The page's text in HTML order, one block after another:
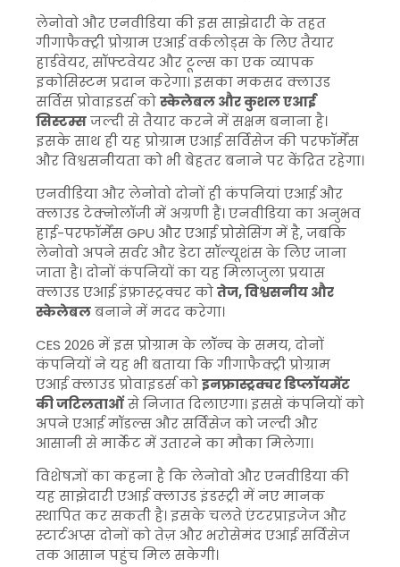
लेनोवो और एनवीडिया की इस साझेदारी के तहत
गीगाफैक्ट्री प्रोग्राम एआई वर्कलोड्स के लिए तैयार
हार्डवेयर, सॉफ्टवेयर और टूल्स का एक व्यापक
इकोसिस्टम प्रदान करेगा। इसका मकसद क्लाउड
सर्विस प्रोवाइडर्स कोस्केलेबल और कुशल एआई
सिस्टम्सजल्दी से तैयार करने में सक्षम बनाना है।
इसके साथ ही यह प्रोग्राम एआई सर्विसेज की परफॉर्मेंस
और विश्वसनीयता को भी बेहतर बनाने पर केंद्रित रहेगा।
एनवीडिया और लेनोवो दोनों ही कंपनियां एआई और
क्लाउड टेक्नोलॉजी में अग्रणी हैं। एनवीडिया का अनुभव
हाई-परफॉर्मेंस GPU और एआई प्रोसेसिंग में है, जबकि
लेनोवो अपने सर्वर और डेटा सॉल्यूशंस के लिए जाना
जाता है। दोनों कंपनियों का यह मिलाजुला प्रयास
क्लाउड एआई इंफ्रास्ट्रक्चर कोतेज, विश्वसनीय और
स्केलेबलबनाने में मदद करेगा।
CES 2026 में इस प्रोग्राम के लॉन्च के समय, दोनों
कंपनियों ने यह भी बताया कि गीगाफैक्ट्री प्रोग्राम
एआई क्लाउड प्रोवाइडर्स कोइनफ्रास्ट्रक्चर डिप्लॉयमेंट
की जटिलताओंसे निजात दिलाएगा। इससे कंपनियों को
अपने एआई मॉडल्स और सर्विसेज को जल्दी और
आसानी से मार्केट में उतारने का मौका मिलेगा।
विशेषज्ञों का कहना है कि लेनोवो और एनवीडिया की
यह साझेदारी एआई क्लाउड इंडस्ट्री में नए मानक
स्थापित कर सकती है। इसके चलते एंटरप्राइजेज और
स्टार्टअप्स दोनों को तेज़ और भरोसेमंद एआई सर्विसेज
तक आसान पहुंच मिल सकेगी।